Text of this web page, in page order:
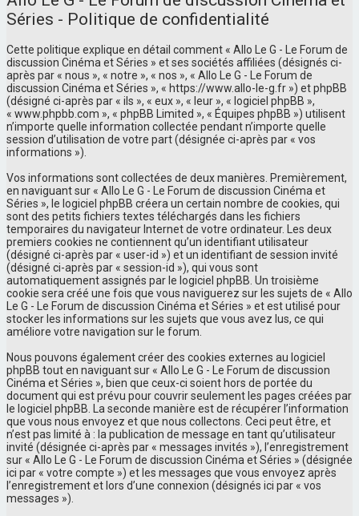
Séries - Politique de confidentialité
Cette politique explique en détail comment « Allo Le G - Le Forum de
discussion Cinéma et Séries » et ses sociétés affiliées (désignés ci-
après par « nous », « notre », « nos », « Allo Le G - Le Forum de
discussion Cinéma et Séries », « https://www.allo-le-g.fr ») et phpBB
(désigné ci-après par « ils », « eux », « leur », « logiciel phpBB »,
« www.phpbb.com », « phpBB Limited », « Équipes phpBB ») utilisent
n’importe quelle information collectée pendant n’importe quelle
session d’utilisation de votre part (désignée ci-après par « vos
informations »).
Vos informations sont collectées de deux manières. Premièrement,
en naviguant sur « Allo Le G - Le Forum de discussion Cinéma et
Séries », le logiciel phpBB créera un certain nombre de cookies, qui
sont des petits fichiers textes téléchargés dans les fichiers
temporaires du navigateur Internet de votre ordinateur. Les deux
premiers cookies ne contiennent qu’un identifiant utilisateur
(désigné ci-après par « user-id ») et un identifiant de session invité
(désigné ci-après par « session-id »), qui vous sont
automatiquement assignés par le logiciel phpBB. Un troisième
cookie sera créé une fois que vous naviguerez sur les sujets de « Allo
Le G - Le Forum de discussion Cinéma et Séries » et est utilisé pour
stocker les informations sur les sujets que vous avez lus, ce qui
améliore votre navigation sur le forum.
Nous pouvons également créer des cookies externes au logiciel
phpBB tout en naviguant sur « Allo Le G - Le Forum de discussion
Cinéma et Séries », bien que ceux-ci soient hors de portée du
document qui est prévu pour couvrir seulement les pages créées par
le logiciel phpBB. La seconde manière est de récupérer l’information
que vous nous envoyez et que nous collectons. Ceci peut être, et
n’est pas limité à : la publication de message en tant qu’utilisateur
invité (désignée ci-après par « messages invités »), l’enregistrement
sur « Allo Le G - Le Forum de discussion Cinéma et Séries » (désignée
ici par « votre compte ») et les messages que vous envoyez après
l’enregistrement et lors d’une connexion (désignés ici par « vos
messages »).